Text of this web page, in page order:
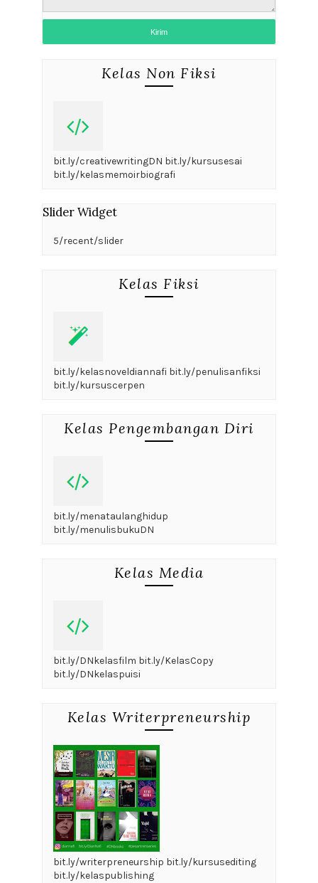
Kelas Non Fiksi
bit.ly/creativewritingDN bit.ly/kursusesai
bit.ly/kelasmemoirbiografi
Slider Widget
5/recent/slider
Kelas Fiksi
bit.ly/kelasnoveldiannafi bit.ly/penulisanfiksi
bit.ly/kursuscerpen
Kelas Pengembangan Diri
bit.ly/menataulanghidup
bit.ly/menulisbukuDN
Kelas Media
bit.ly/DNkelasfilm bit.ly/KelasCopy
bit.ly/DNkelaspuisi
Kelas Writerpreneurship
bit.ly/writerpreneurship bit.ly/kursusediting
bit.ly/kelaspublishing